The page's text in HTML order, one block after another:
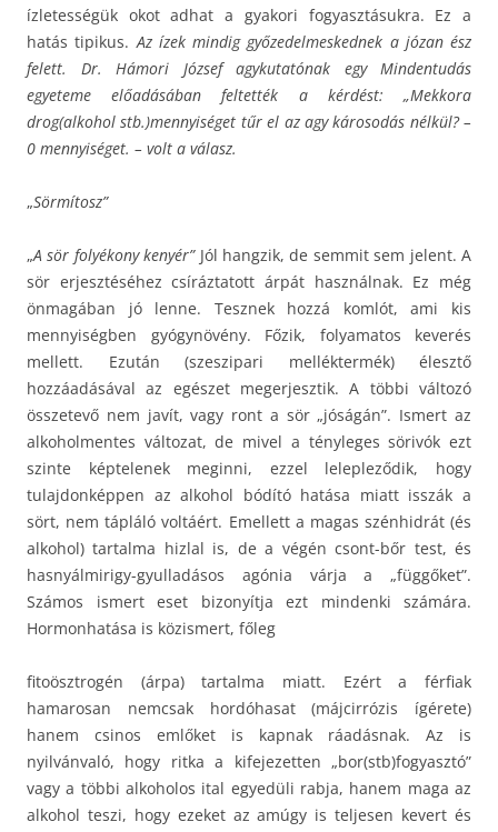
ízletességük okot adhat a gyakori fogyasztásukra. Ez a
hatás tipikus.Az ízek mindig győzedelmeskednek a józan ész
felett.
Dr.
Hámori József agykutatónak egy Mindentudás
egyeteme előadásában feltették a kérdést: „Mekkora
drog(alkohol stb.)mennyiséget tűr el az agy károsodás nélkül? –
0 mennyiséget. – volt a válasz.
„Sörmítosz”
„A sör folyékony kenyér”Jól hangzik, de semmit sem jelent. A
sör erjesztéséhez csíráztatott árpát használnak. Ez még
önmagában jó lenne. Tesznek hozzá komlót, ami kis
mennyiségben gyógynövény. Főzik, folyamatos keverés
mellett. Ezután (szeszipari melléktermék) élesztő
hozzáadásával az egészet megerjesztik. A többi változó
összetevő nem javít, vagy ront a sör „jóságán”. Ismert az
alkoholmentes változat, de mivel a tényleges sörivók ezt
szinte képtelenek meginni, ezzel lelepleződik, hogy
tulajdonképpen az alkohol bódító hatása miatt isszák a
sört, nem tápláló voltáért. Emellett a magas szénhidrát (és
alkohol) tartalma hizlal is, de a végén csont-bőr test, és
hasnyálmirigy-gyulladásos agónia várja a „függőket”.
Számos ismert eset bizonyítja ezt mindenki számára.
Hormonhatása is közismert, főleg
fitoösztrogén (árpa) tartalma miatt. Ezért a férfiak
hamarosan nemcsak hordóhasat (májcirrózis ígérete)
hanem csinos emlőket is kapnak ráadásnak. Az is
nyilvánvaló, hogy ritka a kifejezetten „bor(stb)fogyasztó”
vagy a többi alkoholos ital egyedüli rabja, hanem maga az
alkohol teszi, hogy ezeket az amúgy is teljesen kevert és